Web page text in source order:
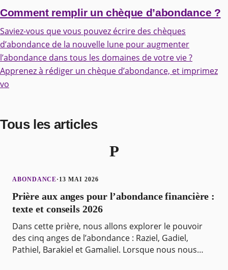
Comment remplir un chèque d’abondance ?
Saviez-vous que vous pouvez écrire des chèques
d’abondance de la nouvelle lune pour augmenter
l’abondance dans tous les domaines de votre vie ?
Apprenez à rédiger un chèque d’abondance, et imprimez
vo
Tous les articles
P
ABONDANCE· 13 MAI 2026
Prière aux anges pour l’abondance financière :
texte et conseils 2026
Dans cette prière, nous allons explorer le pouvoir
des cinq anges de l’abondance : Raziel, Gadiel,
Pathiel, Barakiel et Gamaliel. Lorsque nous nous